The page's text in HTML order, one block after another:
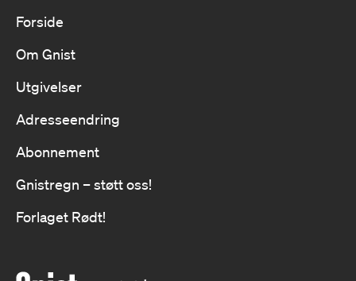
Forside
Om Gnist
Utgivelser
Adresseendring
Abonnement
Gnistregn – støtt oss!
Forlaget Rødt!